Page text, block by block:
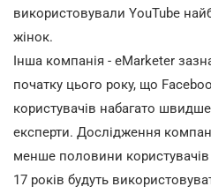
використовували YouTube
жінок.
Інша компанія - eMarketer
початку цього року, що
користувачів набагато
експерти. Дослідження
менше половини користувачів
17 років будуть